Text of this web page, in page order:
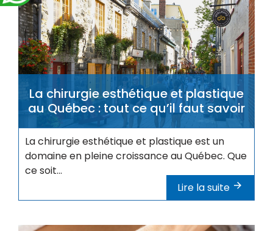
La chirurgie esthétique et plastique
au Québec : tout ce qu’il faut savoir
La chirurgie esthétique et plastique est un
domaine en pleine croissance au Québec. Que
ce soit...
Lire la suite